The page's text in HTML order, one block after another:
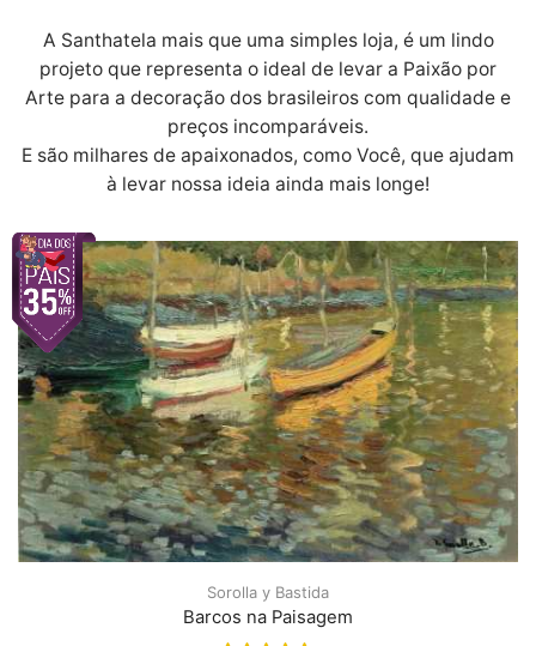
A Santhatela mais que uma simples loja, é um lindo
projeto que representa o ideal de levar a Paixão por
Arte para a decoração dos brasileiros com qualidade e
preços incomparáveis.
E são milhares de apaixonados, como Você, que ajudam
à levar nossa ideia ainda mais longe!
Sorolla y Bastida
Barcos na Paisagem